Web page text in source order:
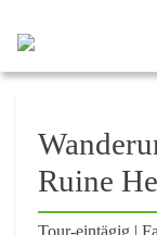
Ruine
Tour-eintägig |